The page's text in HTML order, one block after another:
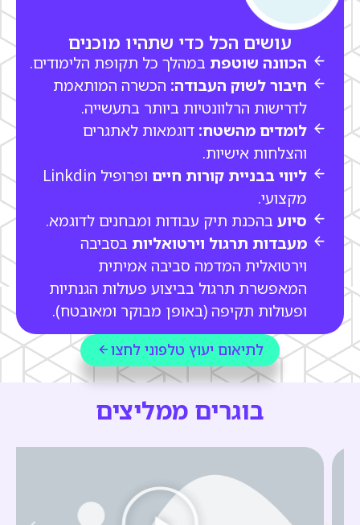
עושים הכל כדי שתהיו מוכנים
הכוונה שוטפת במהלך כל תקופת הלימודים.
חיבור לשוק העבודה: הכשרה המותאמת
לדרישות הרלוונטיות ביותר בתעשייה.
לומדים מהשטח: דוגמאות לאתגרים
והצלחות אישיות.
ליווי בבניית קורות חיים
ופרופיל Linkdin
מקצועי.
סיוע בהכנת תיק עבודות ומבחנים לדוגמא.
מעבדות תרגול וירטואליות בסביבה
וירטואלית המדמה סביבה אמיתית
המאפשרת תרגול בביצוע פעולות הגנתיות
ופעולות תקיפה (באופן מבוקר ומאובטח).
לתיאום יעוץ טלפוני לחצו
בוגרים ממליצים